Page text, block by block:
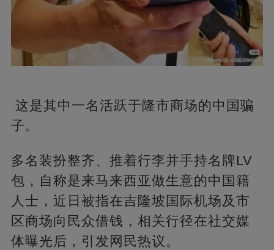
这是其中一名活跃于隆市商场的中国骗
子。
多名装扮整齐、推着行李并手持名牌LV
包，自称是来马来西亚做生意的中国籍
人士，近日被指在吉隆坡国际机场及市
区商场向民众借钱，相关行径在社交媒
体曝光后，引发网民热议。